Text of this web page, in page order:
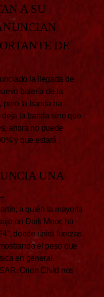
A SU
DE
la llegada de
batería de la
pero la banda ha
la banda sino que
ahora no puede
y que estará
UNA
a quién la mayoría
en Dark Moor, ha
donde unirá fuerzas
el peso que
en general.
Orion Child nos